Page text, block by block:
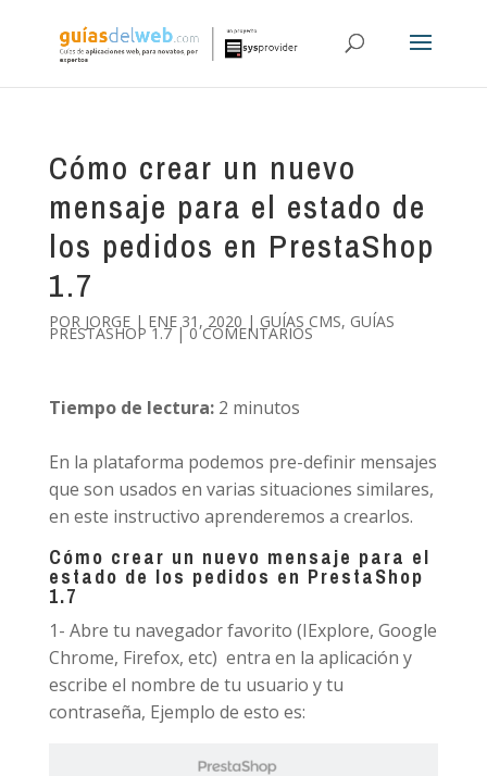
Cómo crear un nuevo
mensaje para el estado de
los pedidos en PrestaShop
1.7
POR JORGE| ENE 31, 2020 | GUÍAS CMS, GUÍAS
PRESTASHOP 1.7|0 COMENTARIOS
Tiempo de lectura: 2 minutos
En la plataforma podemos pre-definir mensajes
que son usados en varias situaciones similares,
en este instructivo aprenderemos a crearlos.
Cómo crear un nuevo mensaje para el
estado de los pedidos en PrestaShop
1.7
1- Abre tu navegador favorito (IExplore, Google
Chrome, Firefox, etc) entra en la aplicación y
escribe el nombre de tu usuario y tu
contraseña, Ejemplo de esto es: